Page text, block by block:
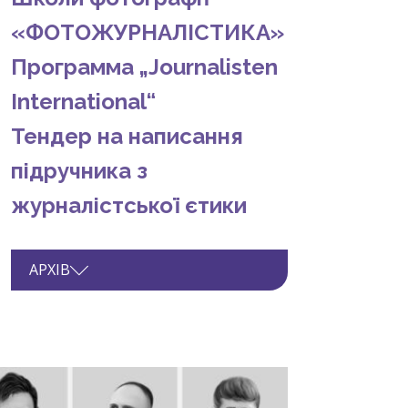
«ФОТОЖУРНАЛІСТИКА»
Программа „Journalisten
International“
Тендер на написання
підручника з
журналістської єтики
АРХІВ